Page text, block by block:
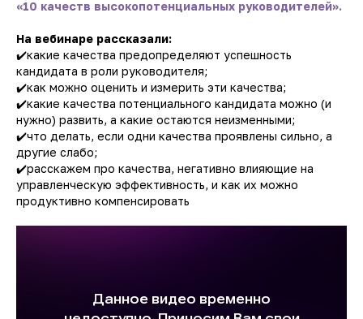
«10 качеств высокопотенциальных руководителей».
На вебинаре рассказали:
✔️какие качества предопределяют успешность
кандидата в роли руководителя;
✔️как можно оценить и измерить эти качества;
✔️какие качества потенциального кандидата можно (и
нужно) развить, а какие остаются неизменными;
✔️что делать, если одни качества проявлены сильно, а
другие слабо;
✔️расскажем про качества, негативно влияющие на
управленческую эффективность, и как их можно
продуктивно компенсировать